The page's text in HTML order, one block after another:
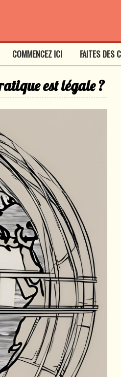
COMMENCEZ ICI FAITES DES
est légale ?